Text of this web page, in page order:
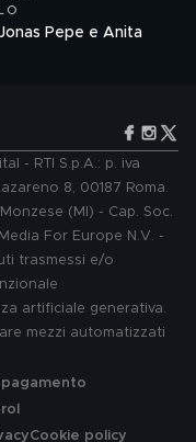
Pepe e Anita
- RTI S.p.A.: p. iva
8, 00187 Roma.
(MI) - Cap. Soc.
For Europe N.V. -
trasmessi e/o
artificiale generativa.
mezzi automatizzati
Cookie policy